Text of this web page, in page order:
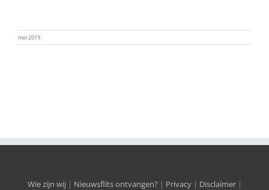
mei 2019
Wie zijn wij | Nieuwsflits ontvangen? | Privacy| Disclaimer|